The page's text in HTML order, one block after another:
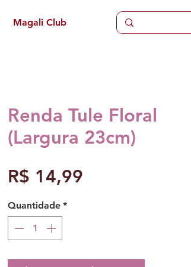
Magali Club
Renda Tule Floral
(Largura 23cm)
R$ 14,99
Quantidade *